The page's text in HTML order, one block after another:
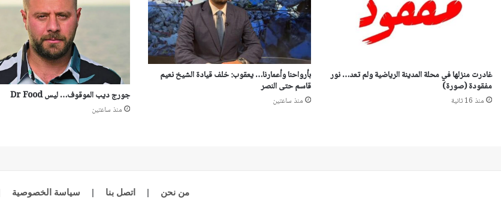
غادرت منزلها في محلة المدينة الرياضية ولم تعد… نور
مفقودة (صورة)
منذ 16 ثانية
بأرواحنا وأعمارنا… يعقوب: خلف قيادة الشيخ نعيم
قاسم حتى النصر
منذ ساعتين جورج ديب الموقوف… ليس Dr Food
منذ ساعتين
من نحن | اتصل بنا | سياسة الخصوصية